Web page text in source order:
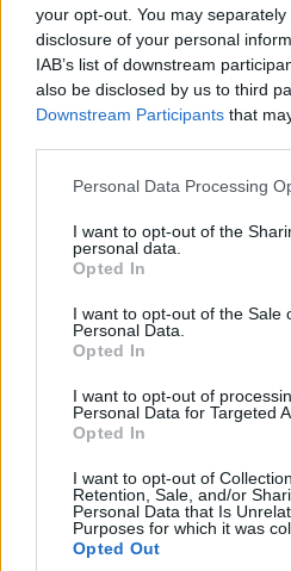
your opt-out. You may
disclosure of your personal
IAB’s list of downstream
also be disclosed by us to third
Downstream Participants that
Personal Data Processing
I want to opt-out of the
personal data.
Opted In
I want to opt-out of the Sale
Personal Data.
Opted In
I want to opt-out of
Personal Data for Targeted
Opted In
I want to opt-out of
Retention, Sale, and/or
Personal Data that Is
Purposes for which it was
Opted Out
Σχετικά Άρθρα